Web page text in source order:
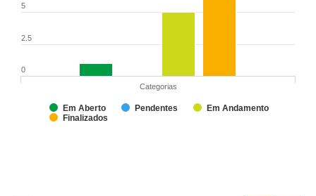
Categorias
Em Aberto Pendentes
Em Andamento
Finalizados
0
2.5
5